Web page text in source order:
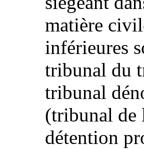
matière
inférieures
tribunal du
tribunal
(tribunal de
détention